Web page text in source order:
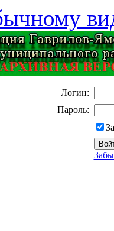
Логин:
Пароль: